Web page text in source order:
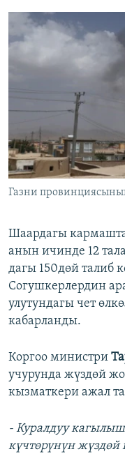
Газни
Шаардагы
анын ичинде 12
дагы 150дөй талиб
Согушкерлердин
улутундагы чет
кабарланды.
Коргоо министри
учурунда жүздөй
кызматкери ажал
- Куралдуу
күчтөрүнүн жүздөй